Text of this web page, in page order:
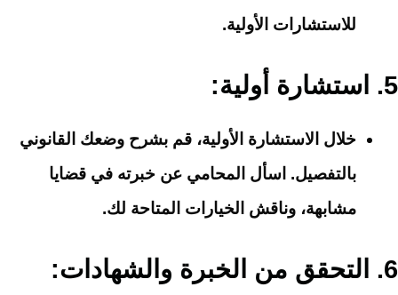
للاستشارات الأولية.
5. استشارة أولية:
خلال الاستشارة الأولية، قم بشرح وضعك القانوني
بالتفصيل. اسأل المحامي عن خبرته في قضايا
مشابهة، وناقش الخيارات المتاحة لك.
6. التحقق من الخبرة والشهادات: